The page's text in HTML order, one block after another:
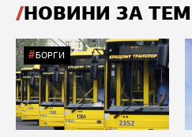
НОВИНИ ЗА
БОРГИ